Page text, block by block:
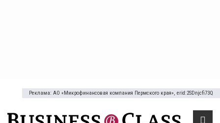
Реклама: АО «Микрофинансовая компания Пермского края», erid:2SDnjcfi73Q